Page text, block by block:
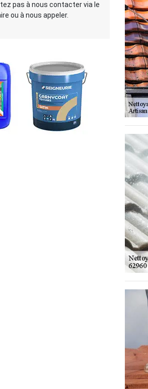
pas à nous contacter via le
ou à nous appeler.